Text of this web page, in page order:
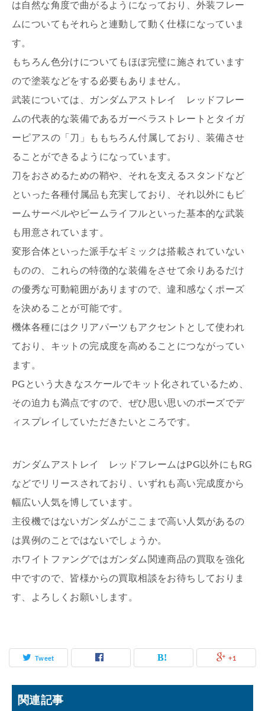
は自然な角度で曲がるようになっており、外装フレー
ムについてもそれらと連動して動く仕様になっていま
す。
もちろん色分けについてもほぼ完璧に施されています
ので塗装などをする必要もありません。
武装については、ガンダムアストレイ レッドフレー
ムの代表的な装備であるガーベラストレートとタイガ
ーピアスの「刀」ももちろん付属しており、装備させ
ることができるようになっています。
刀をおさめるための鞘や、それを支えるスタンドなど
といった各種付属品も充実しており、それ以外にもビ
ームサーベルやビームライフルといった基本的な武装
も用意されています。
変形合体といった派手なギミックは搭載されていない
ものの、これらの特徴的な装備をさせて余りあるだけ
の優秀な可動範囲がありますので、違和感なくポーズ
を決めることが可能です。
機体各種にはクリアパーツもアクセントとして使われ
ており、キットの完成度を高めることにつながってい
ます。
PGという大きなスケールでキット化されているため、
その迫力も満点ですので、ぜひ思い思いのポーズでデ
ィスプレイしていただきたいところです。
ガンダムアストレイ レッドフレームはPG以外にもRG
などでリリースされており、いずれも高い完成度から
幅広い人気を博しています。
主役機ではないガンダムがここまで高い人気があるの
は異例のことではないでしょうか。
ホワイトファングではガンダム関連商品の買取を強化
中ですので、皆様からの買取相談をお待ちしておりま
す、よろしくお願いします。
Tweet +1
関連記事